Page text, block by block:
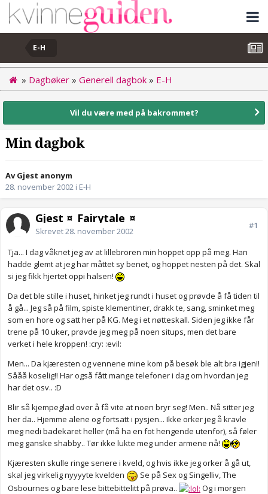
E-H
» Dagbøker » Generell dagbok » E-H
Vil du være med på bakrommet?
Min dagbok
Av Gjest anonym
28. november 2002 i E-H
Gjest ¤_Fairytale_¤
Skrevet28. november 2002
#1
Tja... I dag våknet jeg av at lillebroren min hoppet opp på meg. Han
hadde glemt at jeg har måttet sy benet, og hoppet nesten på det. Skal
si jeg fikk hjertet oppi halsen!
Da det ble stille i huset, hinket jeg rundt i huset og prøvde å få tiden til
å gå... Jeg så på film, spiste klementiner, drakk te, sang, sminket meg
som en hore og satt her på KG. Meg i et nøtteskall. Siden jeg ikke får
trene på 10 uker, prøvde jeg meg på noen situps, men det bare
verket i hele kroppen! :cry: :evil:
Men... Da kjæresten og vennene mine kom på besøk ble alt bra igjen!!
Sååå koselig!! Har også fått mange telefoner i dag om hvordan jeg
har det osv.. :D
Blir så kjempeglad over å få vite at noen bryr seg! Men.. Nå sitter jeg
her da.. Hjemme alene og fortsatt i pysjen... Ikke orker jeg å kravle
meg nedi badekaret heller (må ha en fot hengende utenfor), så føler
meg ganske shabby.. Tør ikke lukte meg under armene nå!
Kjæresten skulle ringe senere i kveld, og hvis ikke jeg orker å gå ut,
skal jeg virkelig nyyyyte kvelden
Se på Sex og Singelliv, The
Osbournes og bare lese bittebittelitt på prøva..
Og i morgen